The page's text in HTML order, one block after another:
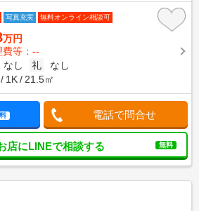
写真充実 無料オンライン相談可
万円
費等：--
なし 礼
なし
1K 21.5㎡
電話で問合せ
店にLINEで相談する 無料